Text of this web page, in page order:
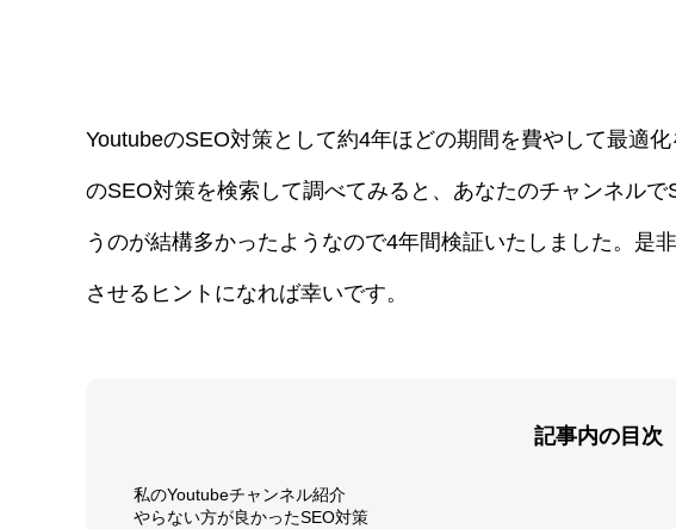
YoutubeのSEO対策として約4年ほどの期間を費やして最適
のSEO対策を検索して調べてみると、あなたのチャンネル
うのが結構多かったようなので4年間検証いたしました。是
させるヒントになれば幸いです。
記事内の目次
私のYoutubeチャンネル紹介
やらない方が良かったSEO対策